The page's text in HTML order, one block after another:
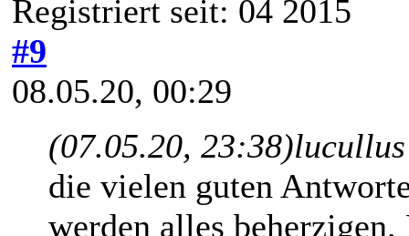
Registriert seit: 04 2015
#9
08.05.20, 00:29
(07.05.20, 23:38)
die vielen guten
werden alles